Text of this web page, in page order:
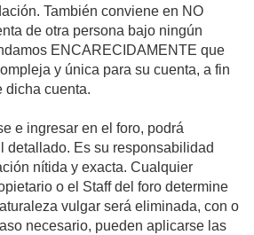
También conviene en NO
de otra persona bajo ningún
ENCARECIDAMENTE que
y única para su cuenta, a fin
dicha cuenta.
e ingresar en el foro, podrá
detallado. Es su responsabilidad
nítida y exacta. Cualquier
o el Staff del foro determine
vulgar será eliminada, con o
necesario, pueden aplicarse las